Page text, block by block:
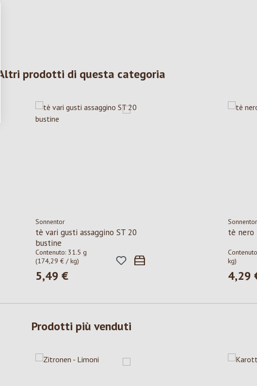
Altri prodotti di questa categoria
Sonnentor
tè vari gusti assaggino ST 20
bustine
Contenuto: 31.5 g
(174,29 € / kg)
Prezzo normale:
5,49 €
Sonnentor
tè nero
kg)
Prezzo
4,29
Prodotti più venduti